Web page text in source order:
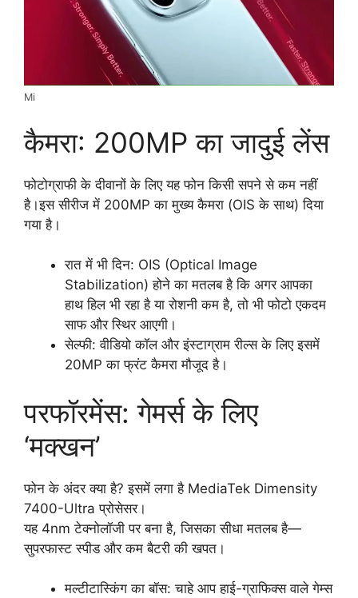
Mi
कैमरा: 200MP का जादुई लेंस
फोटोग्राफी के दीवानों के लिए यह फोन किसी सपने से कम नहीं
है।इस सीरीज में 200MP का मुख्य कैमरा (OIS के साथ) दिया
गया है।
रात में भी दिन: OIS (Optical Image
Stabilization) होने का मतलब है कि अगर आपका
हाथ हिल भी रहा है या रोशनी कम है, तो भी फोटो एकदम
साफ और स्थिर आएगी।
सेल्फी: वीडियो कॉल और इंस्टाग्राम रील्स के लिए इसमें
20MP का फ्रंट कैमरा मौजूद है।
परफॉरमेंस: गेमर्स के लिए
‘मक्खन’
फोन के अंदर क्या है? इसमें लगा है MediaTek Dimensity
7400-Ultra प्रोसेसर।
यह 4nm टेक्नोलॉजी पर बना है, जिसका सीधा मतलब है—
सुपरफास्ट स्पीड और कम बैटरी की खपत।
मल्टीटास्किंग का बॉस: चाहे आप हाई-ग्राफिक्स वाले गेम्स